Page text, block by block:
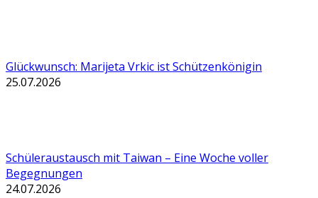
Glückwunsch: Marijeta Vrkic ist Schützenkönigin
25.07.2026
Schüleraustausch mit Taiwan – Eine Woche voller
Begegnungen
24.07.2026